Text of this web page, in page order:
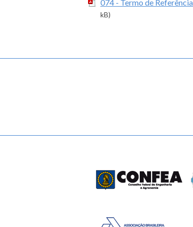
074 - Termo de
kB)